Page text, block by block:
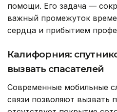
помощи. Его задача —
важный промежуток
сердца и прибытием
Калифорния:
вызвать спасателей
Современные мобильные
связи позволяют вызвать